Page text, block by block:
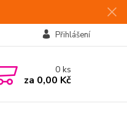
Přihlášení
0ks
za 0,00 Kč